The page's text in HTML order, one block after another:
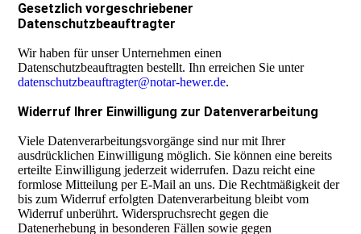
Gesetzlich vorgeschriebener
Datenschutzbeauftragter
Wir haben für unser Unternehmen einen
Datenschutzbeauftragten bestellt. Ihn erreichen Sie unter
datenschutzbeauftragter@notar-hewer.de.
Widerruf Ihrer Einwilligung zur Datenverarbeitung
Viele Datenverarbeitungsvorgänge sind nur mit Ihrer
ausdrücklichen Einwilligung möglich. Sie können eine bereits
erteilte Einwilligung jederzeit widerrufen. Dazu reicht eine
formlose Mitteilung per E-Mail an uns. Die Rechtmäßigkeit der
bis zum Widerruf erfolgten Datenverarbeitung bleibt vom
Widerruf unberührt. Widerspruchsrecht gegen die
Datenerhebung in besonderen Fällen sowie gegen